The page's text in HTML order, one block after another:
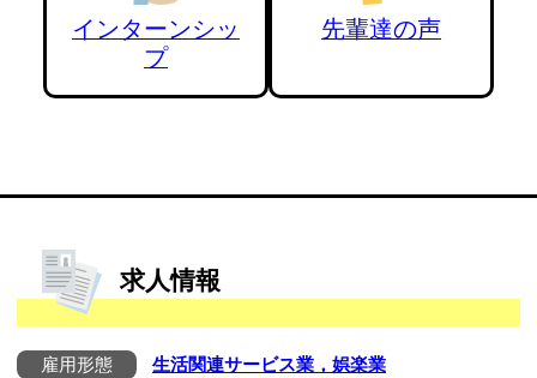
インターンシッ
プ
先輩達の声
求人情報
雇用形態
生活関連サービス業，娯楽業